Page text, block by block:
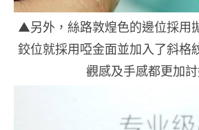
▲另外，絲路敦煌色的邊位採用
鉸位就採用啞金面並加入了斜格
觀感及手感都更加討